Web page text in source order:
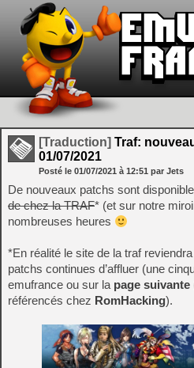
[Traduction] Traf:
01/07/2021
Posté le 01/07/2021 à 12:51 par Jets
De nouveaux patchs sont
de chez la TRAF* (et sur notre
nombreuses heures
*En réalité le site de la traf
patchs continues d’affluer (une
emufrance ou sur la page suivante
référencés chez RomHacking).